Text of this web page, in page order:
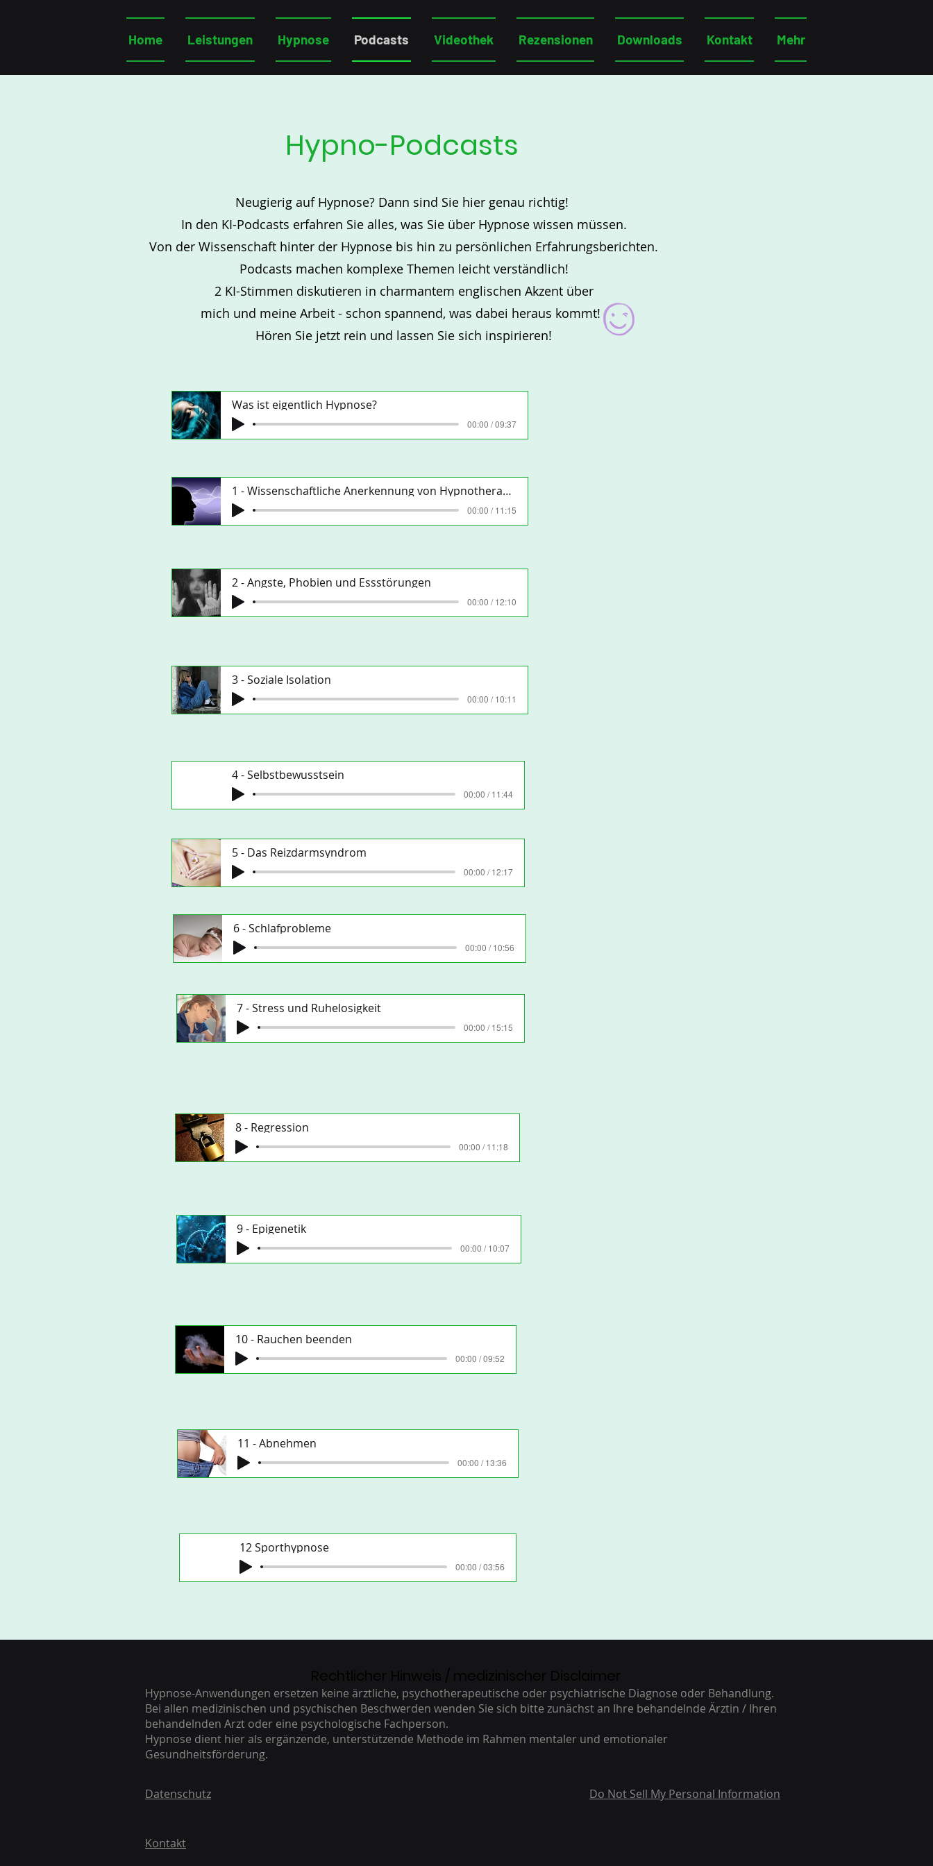
Home Leistungen Hypnose Podcasts Videothek Rezensionen Downloads Kontakt Mehr
Hypno-Podcasts
Neugierig auf Hypnose? Dann sind Sie hier genau richtig!
In den KI-Podcasts erfahren Sie alles, was Sie über Hypnose wissen müssen.
Von der Wissenschaft hinter der Hypnose bis hin zu persönlichen Erfahrungsberichten.
Podcasts machen komplexe Themen leicht verständlich!
2 KI-Stimmen diskutieren in charmantem englischen Akzent über
mich und meine Arbeit - schon spannend, was dabei heraus kommt!
Hören Sie jetzt rein und lassen Sie sich inspirieren!
Was ist eigentlich Hypnose?
00:00 / 09:37
1 - Wissenschaftliche Anerkennung von Hypnotherapie
00:00 / 11:15
2 - Ängste, Phobien und Essstörungen
00:00 / 12:10
3 - Soziale Isolation
00:00 / 10:11
4 - Selbstbewusstsein
00:00 / 11:44
5 - Das Reizdarmsyndrom
00:00 / 12:17
6 - Schlafprobleme
00:00 / 10:56
7 - Stress und Ruhelosigkeit
00:00 / 15:15
8 - Regression
00:00 / 11:18
9 - Epigenetik
00:00 / 10:07
10 - Rauchen beenden
00:00 / 09:52
11 - Abnehmen
00:00 / 13:36
12 Sporthypnose
00:00 / 03:56
Hypnose-Anwendungen ersetzen keine ärztliche, psychotherapeutische oder psychiatrische Diagnose oder Behandlung.
Bei allen medizinischen und psychischen Beschwerden wenden Sie sich bitte zunächst an Ihre behandelnde Ärztin / Ihren
behandelnden Arzt oder eine psychologische Fachperson.
Hypnose dient hier als ergänzende, unterstützende Methode im Rahmen mentaler und emotionaler
Gesundheitsförderung.
Datenschutz Do Not Sell My Personal Information
Kontakt